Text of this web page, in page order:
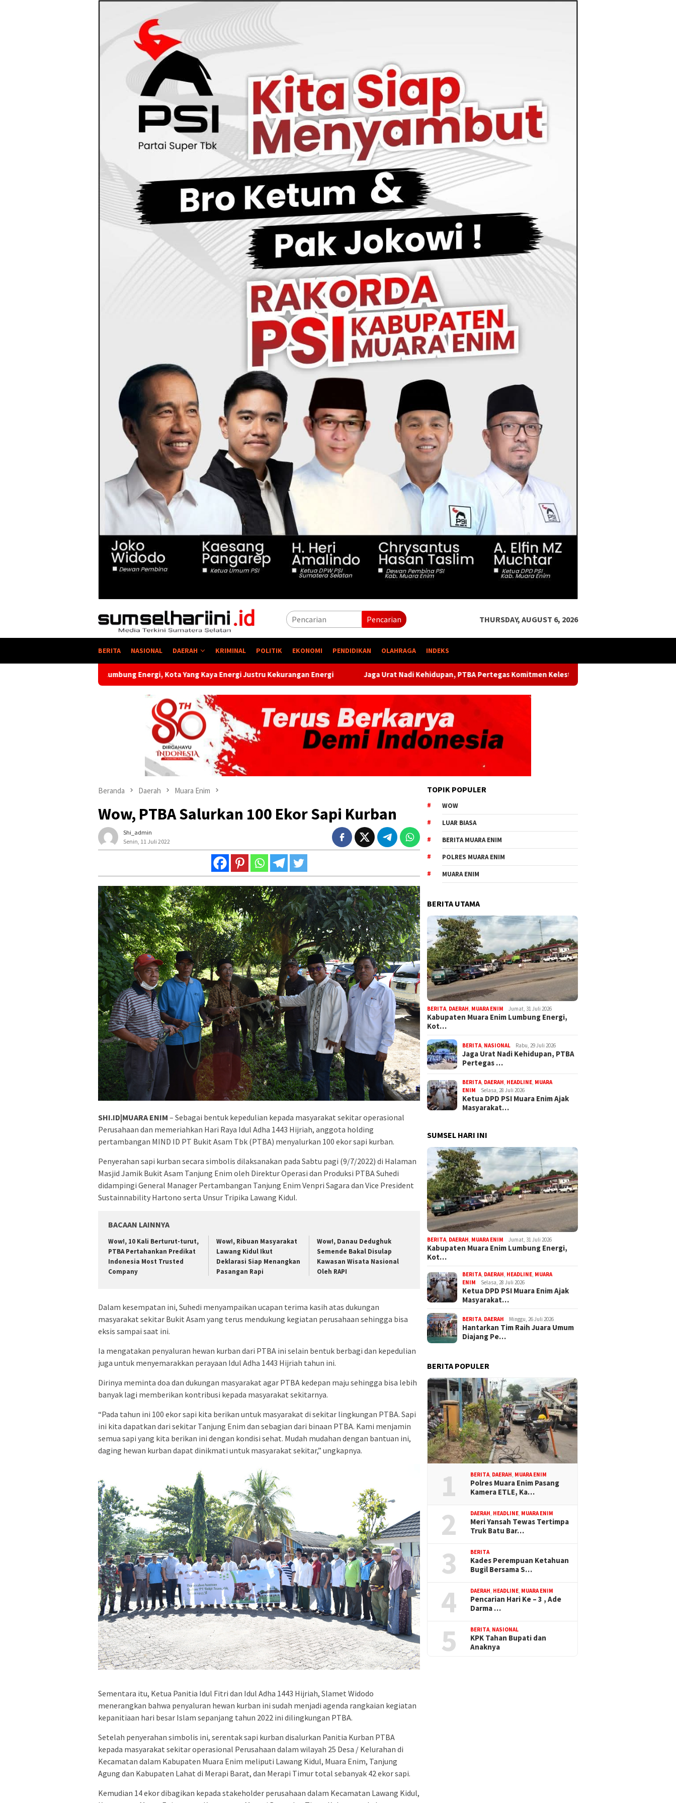
Pencarian THURSDAY, AUGUST 6, 2026
BERITA NASIONAL DAERAH KRIMINAL POLITIK EKONOMI PENDIDIKAN OLAHRAGA INDEKS
Energi, Kota Yang Kaya Energi Justru Kekurangan Energi Jaga Urat Nadi Kehidupan, PTBA Pertegas Komitmen Kelestarian Sungai dalam Konferensi Sungai Indonesia 2026
Beranda Daerah Muara Enim
Wow, PTBA Salurkan 100 Ekor Sapi Kurban
Shi_admin
Senin, 11 Juli 2022
SHI.ID|MUARA ENIM – Sebagai bentuk kepedulian kepada masyarakat sekitar operasional
Perusahaan dan memeriahkan Hari Raya Idul Adha 1443 Hijriah, anggota holding
pertambangan MIND ID PT Bukit Asam Tbk (PTBA) menyalurkan 100 ekor sapi kurban.
Penyerahan sapi kurban secara simbolis dilaksanakan pada Sabtu pagi (9/7/2022) di Halaman
Masjid Jamik Bukit Asam Tanjung Enim oleh Direktur Operasi dan Produksi PTBA Suhedi
didampingi General Manager Pertambangan Tanjung Enim Venpri Sagara dan Vice President
Sustainnability Hartono serta Unsur Tripika Lawang Kidul.
BACAAN LAINNYA
Wow!, 10 Kali Berturut-turut,
PTBA Pertahankan Predikat
Indonesia Most Trusted
Company
Wow!, Ribuan Masyarakat
Lawang Kidul Ikut
Deklarasi Siap Menangkan
Pasangan Rapi
Wow!, Danau Dedughuk
Semende Bakal Disulap
Kawasan Wisata Nasional
Oleh RAPI
Dalam kesempatan ini, Suhedi menyampaikan ucapan terima kasih atas dukungan
masyarakat sekitar Bukit Asam yang terus mendukung kegiatan perusahaan sehingga bisa
eksis sampai saat ini.
Ia mengatakan penyaluran hewan kurban dari PTBA ini selain bentuk berbagi dan kepedulian
juga untuk menyemarakkan perayaan Idul Adha 1443 Hijriah tahun ini.
Dirinya meminta doa dan dukungan masyarakat agar PTBA kedepan maju sehingga bisa lebih
banyak lagi memberikan kontribusi kepada masyarakat sekitarnya.
“Pada tahun ini 100 ekor sapi kita berikan untuk masyarakat di sekitar lingkungan PTBA. Sapi
ini kita dapatkan dari sekitar Tanjung Enim dan sebagian dari binaan PTBA. Kami menjamin
semua sapi yang kita berikan ini dengan kondisi sehat. Mudah mudahan dengan bantuan ini,
daging hewan kurban dapat dinikmati untuk masyarakat sekitar,” ungkapnya.
Sementara itu, Ketua Panitia Idul Fitri dan Idul Adha 1443 Hijriah, Slamet Widodo
menerangkan bahwa penyaluran hewan kurban ini sudah menjadi agenda rangkaian kegiatan
kepanitiaan hari besar Islam sepanjang tahun 2022 ini dilingkungan PTBA.
Setelah penyerahan simbolis ini, serentak sapi kurban disalurkan Panitia Kurban PTBA
kepada masyarakat sekitar operasional Perusahaan dalam wilayah 25 Desa / Kelurahan di
Kecamatan dalam Kabupaten Muara Enim meliputi Lawang Kidul, Muara Enim, Tanjung
Agung dan Kabupaten Lahat di Merapi Barat, dan Merapi Timur total sebanyak 42 ekor sapi.
Kemudian 14 ekor dibagikan kepada stakeholder perusahaan dalam Kecamatan Lawang Kidul,
TOPIK POPULER
WOW
LUAR BIASA
BERITA MUARA ENIM
POLRES MUARA ENIM
MUARA ENIM
BERITA UTAMA
BERITA DAERAH MUARA ENIM Jumat, 31 Juli 2026
Kabupaten Muara Enim Lumbung Energi,
Kot…
BERITA NASIONAL Rabu, 29 Juli 2026
Jaga Urat Nadi Kehidupan, PTBA
Pertegas …
BERITA DAERAH HEADLINE MUARA
ENIM
Selasa, 28 Juli 2026
Ketua DPD PSI Muara Enim Ajak
Masyarakat…
SUMSEL HARI INI
BERITA, DAERAH, MUARA ENIM Jumat, 31 Juli 2026
Kabupaten Muara Enim Lumbung Energi,
Kot…
BERITA, DAERAH, HEADLINE, MUARA
ENIM
Selasa, 28 Juli 2026
Ketua DPD PSI Muara Enim Ajak
Masyarakat…
BERITA, DAERAH Minggu, 26 Juli 2026
Hantarkan Tim Raih Juara Umum
Diajang Pe…
BERITA POPULER
1 BERITA, DAERAH, MUARA ENIM
Polres Muara Enim Pasang
Kamera ETLE, Ka…
2 DAERAH, HEADLINE, MUARA ENIM
Meri Yansah Tewas Tertimpa
Truk Batu Bar…
3 BERITA
Kades Perempuan Ketahuan
Bugil Bersama S…
4 DAERAH, HEADLINE, MUARA ENIM
Pencarian Hari Ke – 3 , Ade
Darma …
5 BERITA, NASIONAL
KPK Tahan Bupati dan
Anaknya